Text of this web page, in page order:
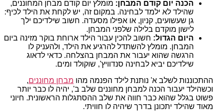
הכנה יום קודם המבחן: מומלץ יום קודם מבחן המחוננים,
שהילד לא ילמד לבחינה. במקום זה, יש לקחת את הילד לכיף:
גן שעשועים, קניון, או אפילו מסעדה. חשוב שילדיכם ילך
לישון מוקדם בלילה שלפני המבחן.
היום הגדול: חשוב להכין עבור הילד ארוחת בוקר מזינה ביום
המבחן. מומלץ להשתדל להרגיע את הילד, ולהעניק לו
הרגשה שהוא יעבור את המבחן בהצלחה. כדאי לדאוג
שילדיכם יביא לבחינה סנדוויץ', שוקולד ומים.
ההתכוננות לשלב א' נותנת לילד הפנמה מהו מבחן מחוננים,
וכשהילד יעבור הכנה למבחן מחוננים שלב ב', יהיה לו כבר יותר
פשוט בגלל שהוא כבר חווה את שלב ההסתגלות הראשונית. חיוני
מאוד שהילד יתכונן בדרך שיהיה לו חוויתי.